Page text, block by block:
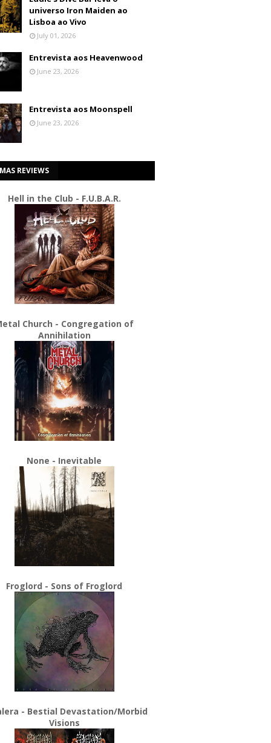
universo Iron Maiden ao
Lisboa ao Vivo
July 01, 2026
Entrevista aos Heavenwood
June 23, 2026
Entrevista aos Moonspell
June 23, 2026
REVIEWS
Hell in the Club - F.U.B.A.R.
Church - Congregation of
Annihilation
None - Inevitable
Froglord - Sons of Froglord
- Bestial Devastation/Morbid
Visions